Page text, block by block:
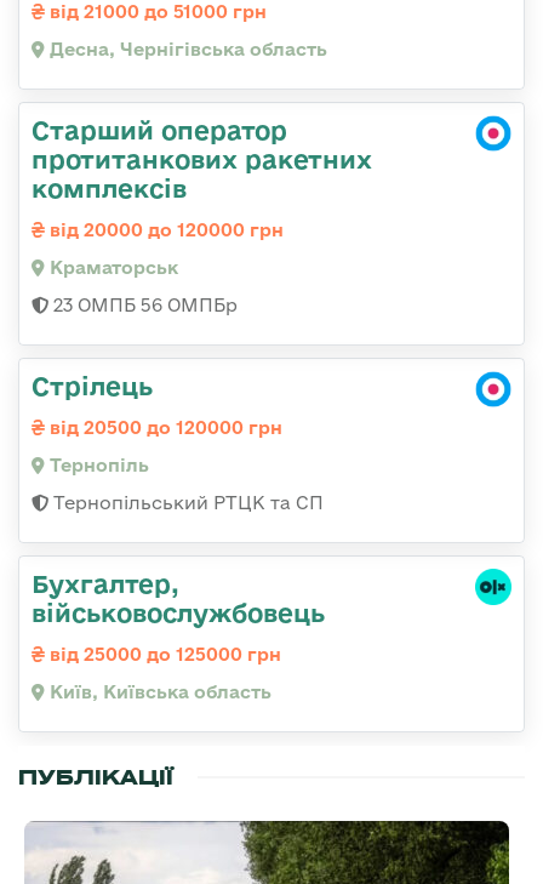
від 21000 до 51000 грн
Десна, Чернігівська область
Старший оператор
протитанкових ракетних
комплексів
від 20000 до 120000 грн
Краматорськ
23 ОМПБ 56 ОМПБр
Стрілець
від 20500 до 120000 грн
Тернопіль
Тернопільський РТЦК та СП
Бухгалтер,
військовослужбовець
від 25000 до 125000 грн
Київ, Київська область
ПУБЛІКАЦІЇ